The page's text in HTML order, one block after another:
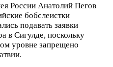
России Анатолий Пегов
бобслеистки
подавать заявки
в Сигулде, поскольку
уровне запрещено